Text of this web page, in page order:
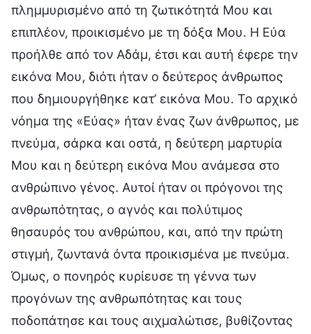
πλημμυρισμένο από τη ζωτικότητά Μου και
επιπλέον, προικισμένο με τη δόξα Μου. Η Εύα
προήλθε από τον Αδάμ, έτσι και αυτή έφερε την
εικόνα Μου, διότι ήταν ο δεύτερος άνθρωπος
που δημιουργήθηκε κατ’ εικόνα Μου. Το αρχικό
νόημα της «Εύας» ήταν ένας ζων άνθρωπος, με
πνεύμα, σάρκα και οστά, η δεύτερη μαρτυρία
Μου και η δεύτερη εικόνα Μου ανάμεσα στο
ανθρώπινο γένος. Αυτοί ήταν οι πρόγονοι της
ανθρωπότητας, ο αγνός και πολύτιμος
θησαυρός του ανθρώπου, και, από την πρώτη
στιγμή, ζωντανά όντα προικισμένα με πνεύμα.
Όμως, ο πονηρός κυρίευσε τη γέννα των
προγόνων της ανθρωπότητας και τους
ποδοπάτησε και τους αιχμαλώτισε, βυθίζοντας